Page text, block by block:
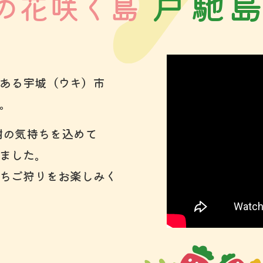
る宇城（ウキ）市
気持ちを込めて
した。
ご狩りをお楽しみく